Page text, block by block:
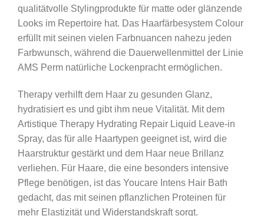
qualitätvolle Stylingprodukte für matte oder glänzende
Looks im Repertoire hat. Das Haarfärbesystem Colour
erfüllt mit seinen vielen Farbnuancen nahezu jeden
Farbwunsch, während die Dauerwellenmittel der Linie
AMS Perm natürliche Lockenpracht ermöglichen.
Therapy verhilft dem Haar zu gesunden Glanz,
hydratisiert es und gibt ihm neue Vitalität. Mit dem
Artistique Therapy Hydrating Repair Liquid Leave-in
Spray, das für alle Haartypen geeignet ist, wird die
Haarstruktur gestärkt und dem Haar neue Brillanz
verliehen. Für Haare, die eine besonders intensive
Pflege benötigen, ist das Youcare Intens Hair Bath
gedacht, das mit seinen pflanzlichen Proteinen für
mehr Elastizität und Widerstandskraft sorgt.